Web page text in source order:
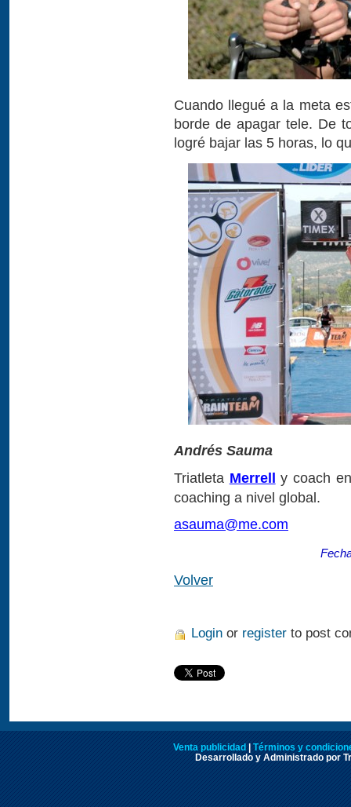
Cuando llegué a la meta
borde de apagar tele. De
logré bajar las 5 horas, lo
Andrés Sauma
Triatleta Merrell y coach
coaching a nivel global.
asauma@me.com
Volver
Login or register to post
Venta publicidad | Términos y
Desarrollado y Administrado por